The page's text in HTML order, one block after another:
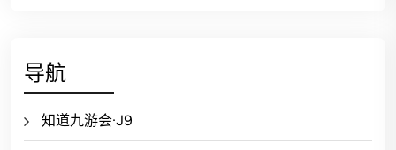
导航
知道九游会·J9